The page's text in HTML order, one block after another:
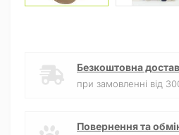
Безкоштовна
при замовленні від
Повернення та